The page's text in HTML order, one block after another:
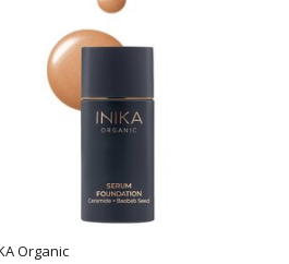
Organic